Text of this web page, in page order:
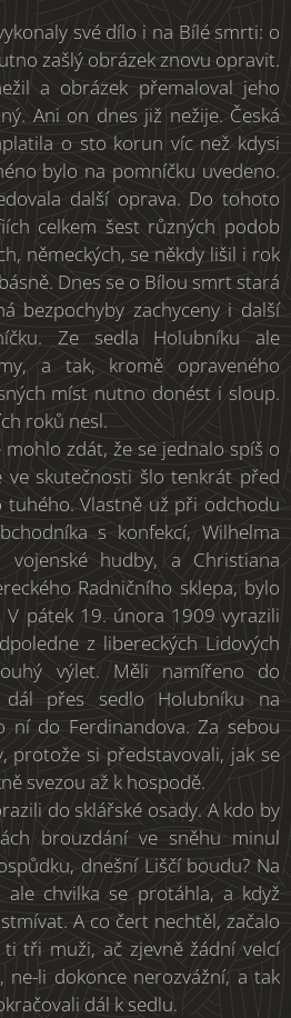
své dílo i na Bílé smrti: o
zašlý obrázek znovu opravit.
a obrázek přemaloval jeho
Ani on dnes již nežije. Česká
o sto korun víc než kdysi
bylo na pomníčku uvedeno.
další oprava. Do tohoto
celkem šest různých podob
německých, se někdy lišil i rok
Dnes se o Bílou smrt stará
bezpochyby zachyceny i další
Ze sedla Holubníku ale
a tak, kromě opraveného
míst nutno donést i sloup.
roků nesl.
zdát, že se jednalo spíš o
ve skutečnosti šlo tenkrát před
Vlastně už při odchodu
s konfekcí, Wilhelma
vojenské hudby, a Christiana
Radničního sklepa, bylo
V pátek 19. února 1909 vyrazili
z libereckých Lidových
výlet. Měli namířeno do
přes sedlo Holubníku na
ní do Ferdinandova. Za sebou
protože si představovali, jak se
svezou až k hospodě.
do sklářské osady. A kdo by
brouzdání ve sněhu minul
dnešní Liščí boudu? Na
ale chvilka se protáhla, a když
A co čert nechtěl, začalo
tři muži, ač zjevně žádní velcí
li dokonce nerozvážní, a tak
dál k sedlu.